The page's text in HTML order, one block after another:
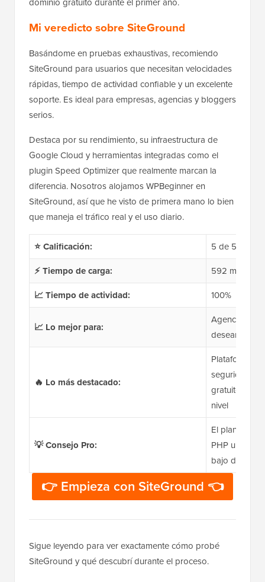
Mi veredicto sobre SiteGround
Basándome en pruebas exhaustivas, recomiendo
SiteGround para usuarios que necesitan velocidades
rápidas, tiempo de actividad confiable y un excelente
soporte. Es ideal para empresas, agencias y bloggers
serios.
Destaca por su rendimiento, su infraestructura de
Google Cloud y herramientas integradas como el
plugin Speed Optimizer que realmente marcan la
diferencia. Nosotros alojamos WPBeginner en
SiteGround, así que he visto de primera mano lo bien
que maneja el tráfico real y el uso diario.
⭐ Calificación:
5 de 5
⚡ Tiempo de carga:
592 ms
📈 Tiempo de actividad:
100%
📈 Lo mejor para:
Agencias,
desean
🔥 Lo más destacado:
Plataforma
seguridad
gratuito el
nivel
💡 Consejo Pro:
El plan
PHP
bajo
👉 Empieza con SiteGround 👈
Sigue leyendo para ver exactamente cómo probé
SiteGround y qué descubrí durante el proceso.